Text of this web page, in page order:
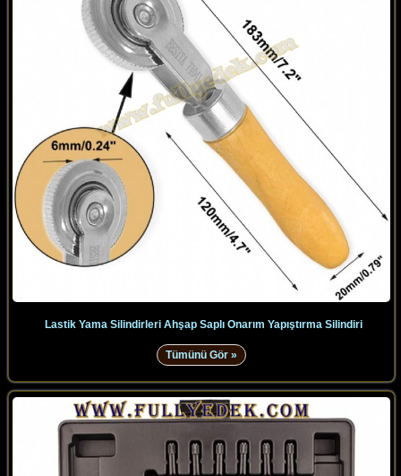
Lastik Yama Silindirleri Ahşap Saplı Onarım Yapıştırma Silindiri
Tümünü Gör »